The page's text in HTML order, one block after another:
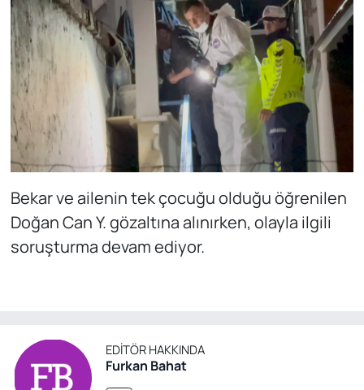
Bekar ve ailenin tek çocuğu olduğu öğrenilen
Doğan Can Y. gözaltına alınırken, olayla ilgili
soruşturma devam ediyor.
EDITÖR HAKKINDA
Furkan Bahat